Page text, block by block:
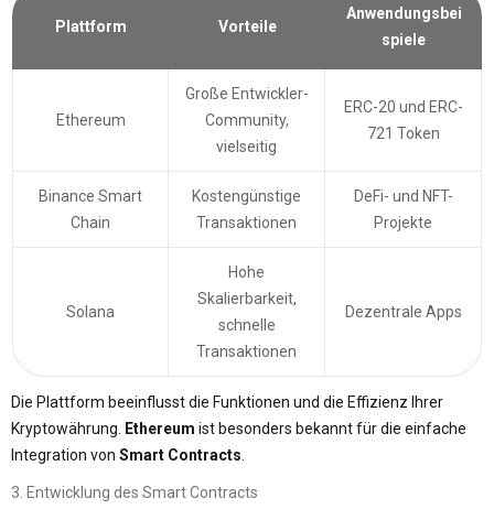
Plattform Vorteile
Anwendungsbei
spiele
Ethereum
Große Entwickler-
Community,
vielseitig
ERC-20 und ERC-
721 Token
Binance Smart
Chain
Kostengünstige
Transaktionen
DeFi- und NFT-
Projekte
Solana
Hohe
Skalierbarkeit,
schnelle
Transaktionen
Dezentrale Apps
Die Plattform beeinflusst die Funktionen und die Effizienz Ihrer
Kryptowährung. Ethereum ist besonders bekannt für die einfache
Integration von Smart Contracts
3. Entwicklung des Smart Contracts